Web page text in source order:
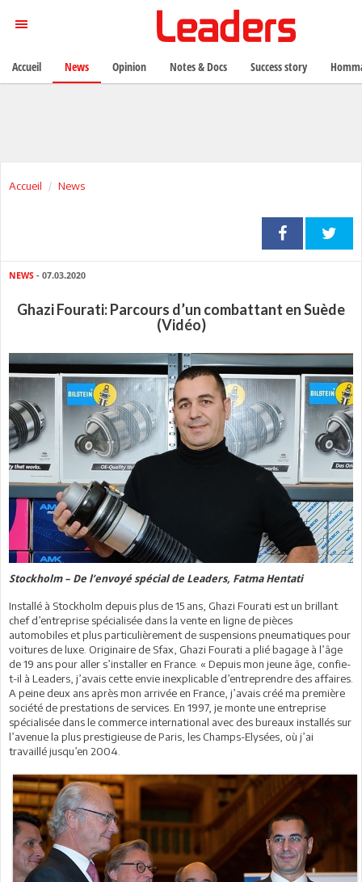
Accueil News
NEWS - 07.03.2020
Ghazi Fourati: Parcours d’un combattant en Suède
(Vidéo)
Stockholm – De l’envoyé spécial de Leaders, Fatma Hentati
Installé à Stockholm depuis plus de 15 ans, Ghazi Fourati est un brillant
chef d’entreprise spécialisée dans la vente en ligne de pièces
automobiles et plus particulièrement de suspensions pneumatiques pour
voitures de luxe. Originaire de Sfax, Ghazi Fourati a plié bagage à l’âge
de 19 ans pour aller s’installer en France. « Depuis mon jeune âge, confie-
t-il à Leaders, j’avais cette envie inexplicable d’entreprendre des affaires.
A peine deux ans après mon arrivée en France, j’avais créé ma première
société de prestations de services. En 1997, je monte une entreprise
spécialisée dans le commerce international avec des bureaux installés sur
l’avenue la plus prestigieuse de Paris, les Champs-Elysées, où j’ai
travaillé jusqu’en 2004.
Accueil News Opinion Notes & Docs Success story